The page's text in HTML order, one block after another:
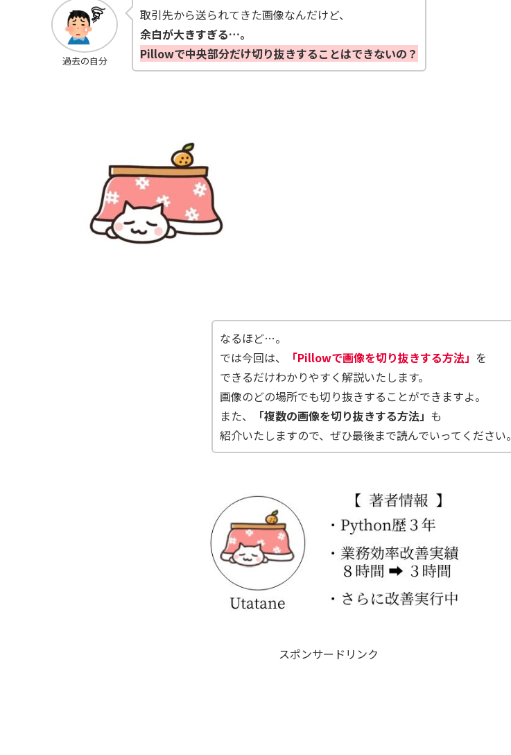
過去の自分
取引先から送られてきた画像なんだけど、
余白が大きすぎる…。
Pillowで中央部分だけ切り抜きすることはできないの？
なるほど…。
では今回は、
「Pillowで画像を切り抜きする方法」 を
できるだけわかりやすく解説いたします。
画像のどの場所でも切り抜きすることができますよ。
また、
「複数の画像を切り抜きする方法」 も
紹介いたしますので、ぜひ最後まで読んでいってください。
スポンサードリンク